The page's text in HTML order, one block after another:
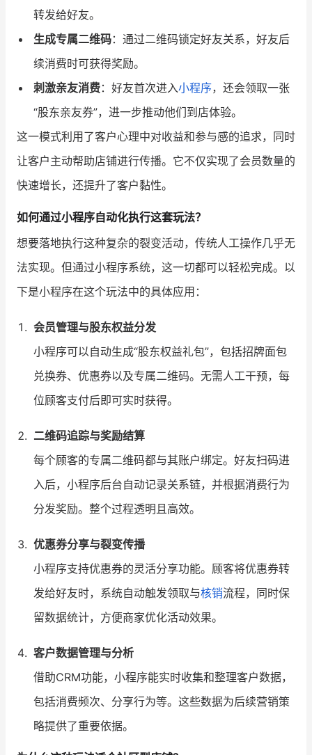
认证服务商
有赞云 数据通服务
转发给好友。
生成专属二维码：通过二维码锁定好友关系，好友后
续消费时可获得奖励。
刺激亲友消费：好友首次进入小程序，还会领取一张
“股东亲友券”，进一步推动他们到店体验。
这一模式利用了客户心理中对收益和参与感的追求，同时
让客户主动帮助店铺进行传播。它不仅实现了会员数量的
快速增长，还提升了客户黏性。
如何通过小程序自动化执行这套玩法？
想要落地执行这种复杂的裂变活动，传统人工操作几乎无
法实现。但通过小程序系统，这一切都可以轻松完成。以
下是小程序在这个玩法中的具体应用：
会员管理与股东权益分发
小程序可以自动生成“股东权益礼包”，包括招牌面包
兑换券、优惠券以及专属二维码。无需人工干预，每
位顾客支付后即可实时获得。
二维码追踪与奖励结算
每个顾客的专属二维码都与其账户绑定。好友扫码进
入后，小程序后台自动记录关系链，并根据消费行为
分发奖励。整个过程透明且高效。
优惠券分享与裂变传播
小程序支持优惠券的灵活分享功能。顾客将优惠券转
发给好友时，系统自动触发领取与核销流程，同时保
留数据统计，方便商家优化活动效果。
客户数据管理与分析
借助CRM功能，小程序能实时收集和整理客户数据，
包括消费频次、分享行为等。这些数据为后续营销策
略提供了重要依据。